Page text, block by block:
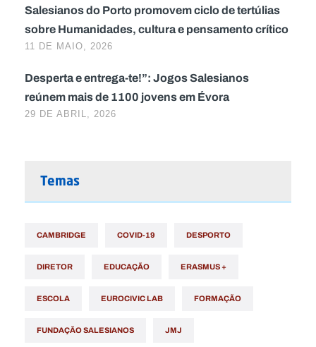
Salesianos do Porto promovem ciclo de tertúlias
sobre Humanidades, cultura e pensamento crítico
11 DE MAIO, 2026
Desperta e entrega-te!”: Jogos Salesianos
reúnem mais de 1100 jovens em Évora
29 DE ABRIL, 2026
Temas
CAMBRIDGE COVID-19 DESPORTO
DIRETOR EDUCAÇÃO ERASMUS +
ESCOLA EUROCIVIC LAB FORMAÇÃO
FUNDAÇÃO SALESIANOS JMJ